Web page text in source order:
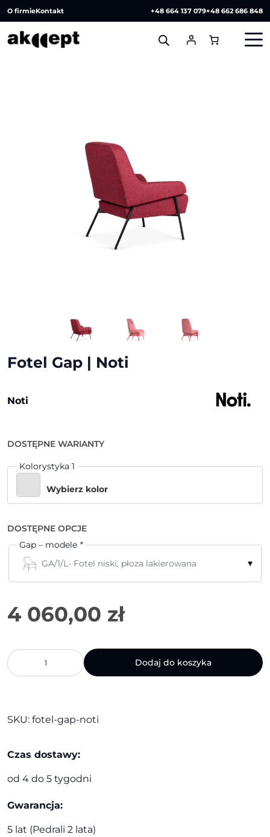
O firmieKontakt +48 664 137 079+48 662 686 848
Fotel Gap | Noti
Noti
DOSTĘPNE WARIANTY
Kolorystyka 1
Wybierz kolor
DOSTĘPNE OPCJE
Gap – modele *
GA/1/L- Fotel niski, płoza lakierowana
▾
ilość
Fotel
Gap
Dodaj do koszyka
SKU: fotel-gap-noti
Czas dostawy:
od 4 do 5 tygodni
Gwarancja:
5 lat (Pedrali 2 lata)